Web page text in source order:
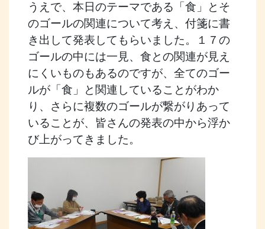
うえで、本日のテーマである「食」とそ
のゴールの関連について考え、付箋に書
き出して発表してもらいました。１７の
ゴールの中には一見、食との関連が見え
にくいものもあるのですが、全てのゴー
ルが「食」と関連していることがわか
り、さらに複数のゴールが繋がりあって
いることが、皆さんの発表の中から浮か
び上がってきました。